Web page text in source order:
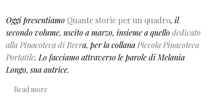
Oggi presentiamo Quante storie per un quadro, il
secondo volume, uscito a marzo, insieme a quellodedicato
alla Pinacoteca di Brera, per la collana Piccola Pinacoteca
Portatile. Lo facciamo attraverso le parole di Melania
Longo, sua autrice.
Read more